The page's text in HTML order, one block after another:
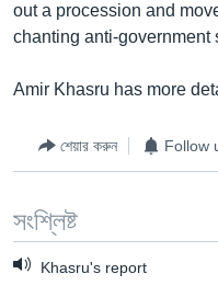
অন্য ভাষায় ওয়েব সাইট
out a procession and
chanting anti-government
Amir Khasru has more
শেয়ার করুন Follow
সংশ্লিষ্ট
Khasru's report